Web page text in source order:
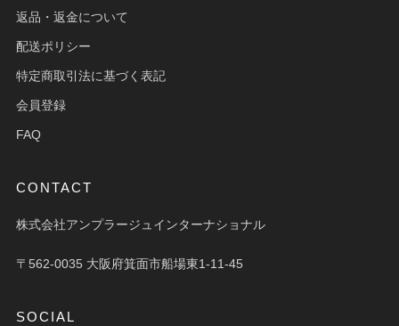
返品・返金について
配送ポリシー
特定商取引法に基づく表記
会員登録
FAQ
CONTACT
株式会社アンプラージュインターナショナル
〒562-0035 大阪府箕面市船場東1-11-45
SOCIAL